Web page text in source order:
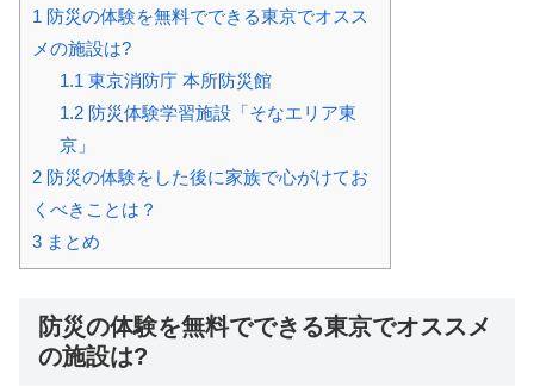
1 防災の体験を無料でできる東京でオスス
メの施設は?
1.1 東京消防庁 本所防災館
1.2防災体験学習施設「そなエリア東
京」
2 防災の体験をした後に家族で心がけてお
くべきことは？
3 まとめ
防災の体験を無料でできる東京でオススメ
の施設は?